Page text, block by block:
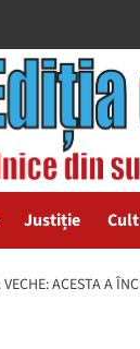
Justiție
ACESTA A